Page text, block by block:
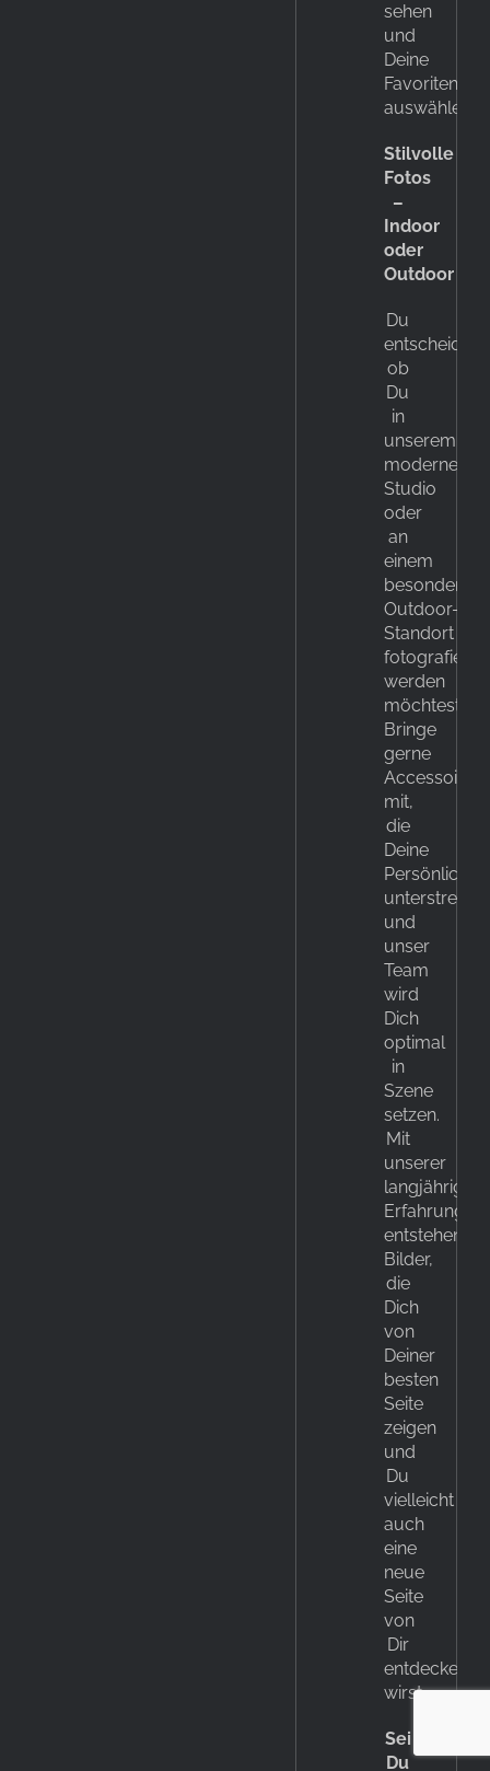
sehen
und
Deine
Favoriten
auswählen.
Stilvolle
Fotos
–
Indoor
oder
Outdoor
Du
entscheidest,
ob
Du
in
unserem
modernen
Studio
oder
an
einem
besonderen
Outdoor-
Standort
fotografiert
werden
möchtest.
Bringe
gerne
Accessoires
mit,
die
Deine
und
unser
Team
wird
Dich
optimal
in
Szene
setzen.
Mit
unserer
langjährigen
Erfahrung
entstehen
Bilder,
die
Dich
von
Deiner
besten
Seite
zeigen
und
Du
vielleicht
auch
eine
neue
Seite
von
Dir
entdecken
wirst.
Sei
Du